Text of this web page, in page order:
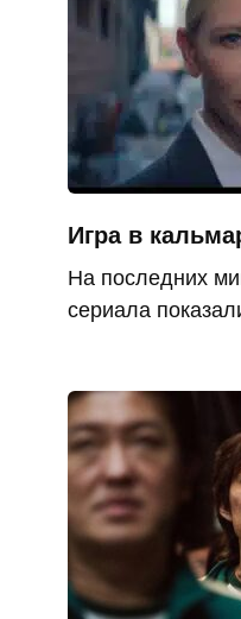
Игра в
На последних
сериала